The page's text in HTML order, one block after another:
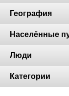
География
Населённые
Люди
Категории